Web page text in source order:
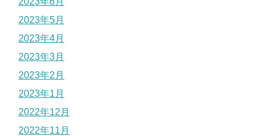
2023年5月
2023年4月
2023年3月
2023年2月
2023年1月
2022年12月
2022年11月